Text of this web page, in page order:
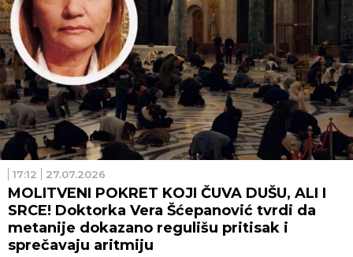
17:12 27.07.2026
MOLITVENI POKRET KOJI ČUVA DUŠU, ALI I
SRCE! Doktorka Vera Šćepanović tvrdi da
metanije dokazano regulišu pritisak i
sprečavaju aritmiju